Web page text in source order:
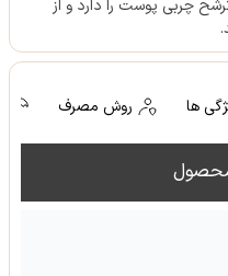
چربی پوست را دارد و از
ها روش مصرف